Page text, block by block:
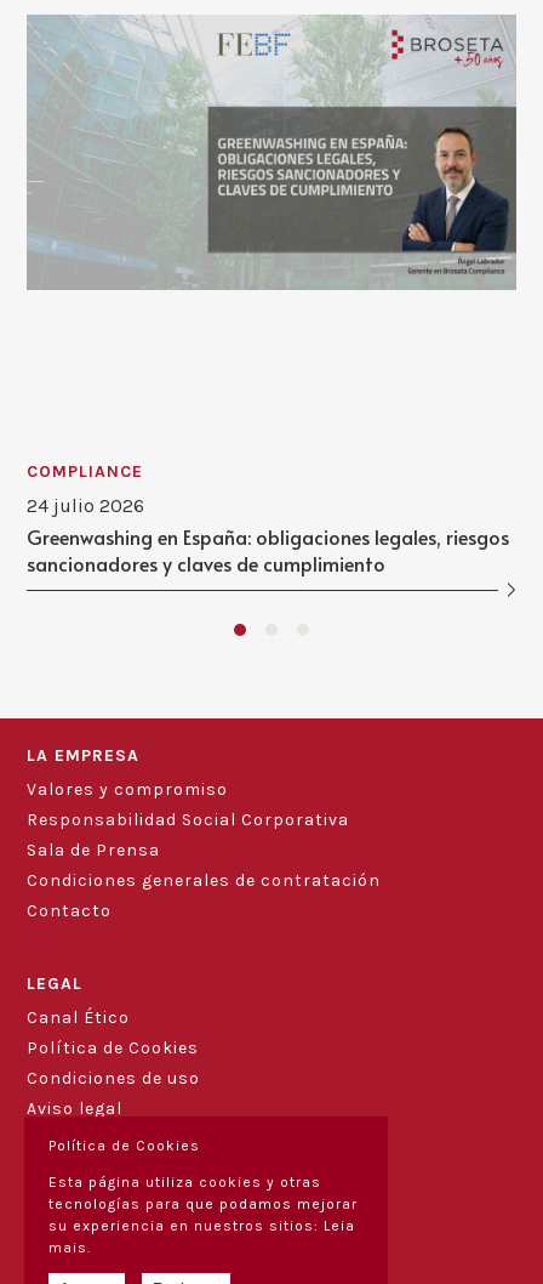
COMPLIANCE
24 julio 2026
Greenwashing en España: obligaciones legales, riesgos
sancionadores y claves de cumplimiento
LA EMPRESA
Valores y compromiso
Responsabilidad Social Corporativa
Sala de Prensa
Condiciones generales de contratación
Contacto
LEGAL
Canal Ético
Política de Cookies
Condiciones de uso
Aviso legal
Política de Cookies
Esta página utiliza cookies y otras
tecnologías para que podamos mejorar
su experiencia en nuestros sitios: Leia
mais.